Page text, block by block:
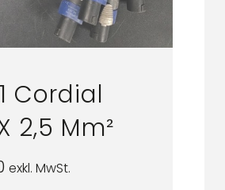
Cordial
2,5 Mm²
exkl. MwSt.